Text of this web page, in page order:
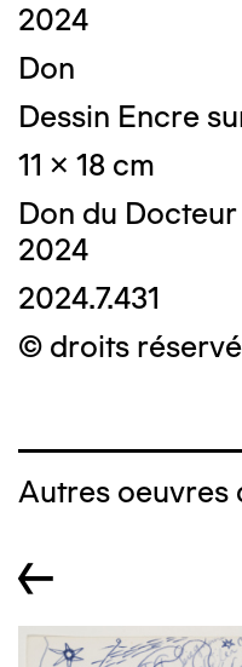
2024
Don
Dessin Encre
11 x 18 cm
Don du
2024
2024.7.431
© droits
Autres oeuvres
←